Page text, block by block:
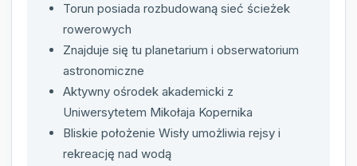
Torun posiada rozbudowaną sieć ścieżek
rowerowych
Znajduje się tu planetarium i obserwatorium
astronomiczne
Aktywny ośrodek akademicki z
Uniwersytetem Mikołaja Kopernika
Bliskie położenie Wisły umożliwia rejsy i
rekreację nad wodą